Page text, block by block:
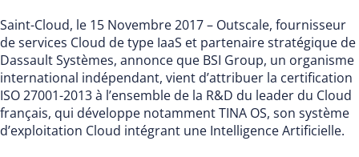
Saint-Cloud, le 15 Novembre 2017 – Outscale, fournisseur
de services Cloud de type IaaS et partenaire stratégique de
Dassault Systèmes, annonce que BSI Group, un organisme
international indépendant, vient d’attribuer la certification
ISO 27001-2013 à l’ensemble de la R&D du leader du Cloud
français, qui développe notamment TINA OS, son système
d’exploitation Cloud intégrant une Intelligence Artificielle.